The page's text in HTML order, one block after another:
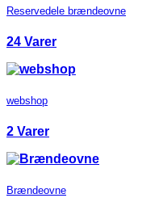
Reservedele brændeovne
24 Varer
webshop
2 Varer
Brændeovne